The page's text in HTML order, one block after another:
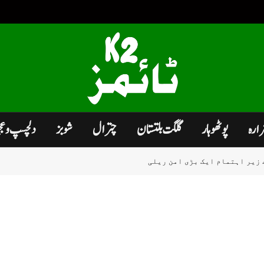
پوٹھوہار گلگت بلتستان چترال شوبز دلچسپ و
اہتمام ایک بڑی امن ریلی